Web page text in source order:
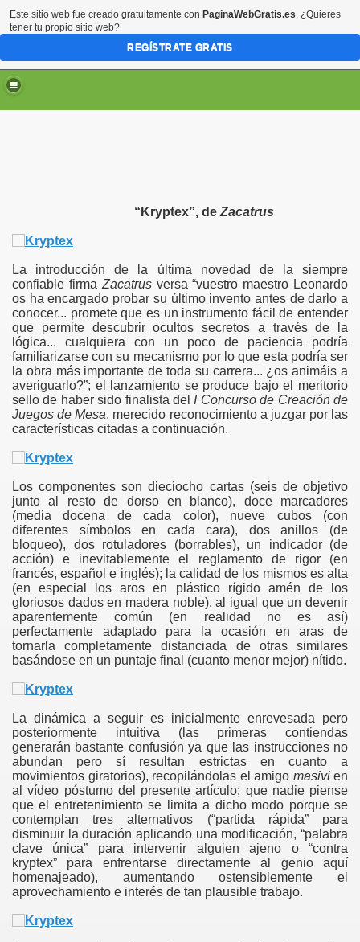
“Kryptex”, de Zacatrus
La introducción de la última novedad de la siempre
confiable firma Zacatrusversa “vuestro maestro Leonardo
os ha encargado probar su último invento antes de darlo a
conocer... promete que es un instrumento fácil de entender
que permite descubrir ocultos secretos a través de la
lógica... cualquiera con un poco de paciencia podría
familiarizarse con su mecanismo por lo que esta podría ser
la obra más importante de toda su carrera... ¿os animáis a
averiguarlo?”; el lanzamiento se produce bajo el meritorio
sello de haber sido finalista del I Concurso de Creación de
Juegos de Mesa, merecido reconocimiento a juzgar por las
características citadas a continuación.
Los componentes son dieciocho cartas (seis de objetivo
junto al resto de dorso en blanco), doce marcadores
(media docena de cada color), nueve cubos (con
diferentes símbolos en cada cara), dos anillos (de
bloqueo), dos rotuladores (borrables), un indicador (de
acción) e inevitablemente el reglamento de rigor (en
francés, español e inglés); la calidad de los mismos es alta
(en especial los aros en plástico rígido amén de los
gloriosos dados en madera noble), al igual que un devenir
aparentemente común (en realidad no es así)
perfectamente adaptado para la ocasión en aras de
tornarla completamente distanciada de otras similares
basándose en un puntaje final (cuanto menor mejor) nítido.
La dinámica a seguir es inicialmente enrevesada pero
posteriormente intuitiva (las primeras contiendas
generarán bastante confusión ya que las instrucciones no
abundan pero sí resultan estrictas en cuanto a
movimientos giratorios), recopilándolas el amigo masivi en
al vídeo póstumo del presente artículo; que nadie piense
que el entretenimiento se limita a dicho modo porque se
contemplan tres alternativos (“partida rápida” para
disminuir la duración aplicando una modificación, “palabra
clave única” para intervenir alguien ajeno o “contra
kryptex” para enfrentarse directamente al genio aquí
homenajeado), aumentando ostensiblemente el
aprovechamiento e interés de tan plausible trabajo.
de...
Este sitio web fue creado gratuitamente con PaginaWebGratis.es. ¿Quieres
tener tu propio sitio web?
REGÍSTRATE GRATIS